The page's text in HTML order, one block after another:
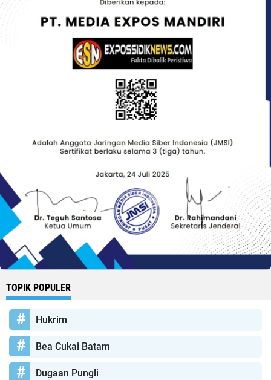
TOPIK POPULER
Hukrim
Bea Cukai Batam
Dugaan Pungli